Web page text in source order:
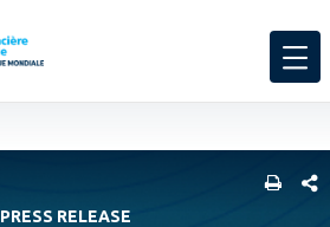
PRESS RELEASE